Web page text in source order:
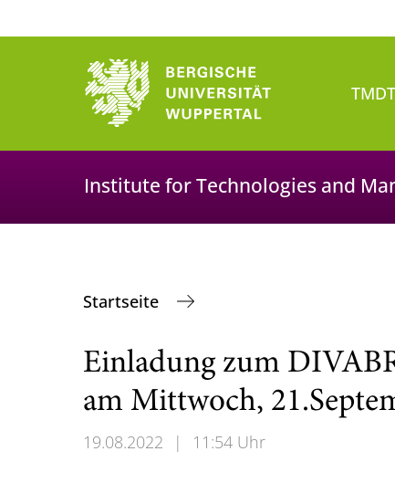
TMDT
Institute for Technologies and
Startseite
Einladung zum
am Mittwoch,
19.08.2022 | 11:54 Uhr